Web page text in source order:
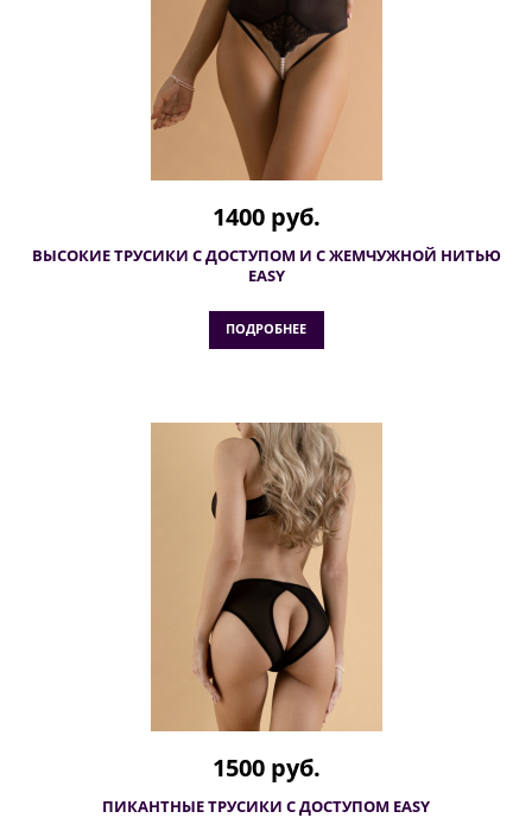
1400 руб.
ВЫСОКИЕ ТРУСИКИ С ДОСТУПОМ И С ЖЕМЧУЖНОЙ НИТЬЮ
EASY
ПОДРОБНЕЕ
1500 руб.
ПИКАНТНЫЕ ТРУСИКИ С ДОСТУПОМ EASY